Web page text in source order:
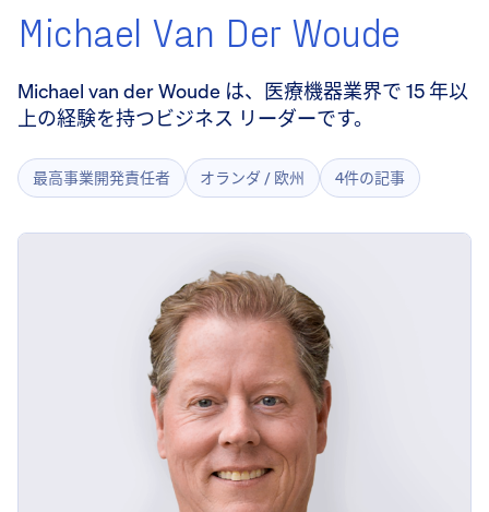
Michael Van Der Woude
Michael van der Woude は、医療機器業界で 15 年以
上の経験を持つビジネス リーダーです。
最高事業開発責任者 オランダ / 欧州 4件の記事